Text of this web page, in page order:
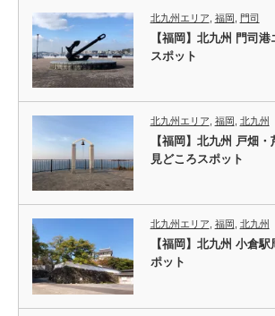
北九州エリア 福岡 門司
【福岡】北九州 門司
スポット
北九州エリア 福岡 北九州
【福岡】北九州 戸畑
見どころスポット
北九州エリア 福岡 北九州
【福岡】北九州 小倉
ポット